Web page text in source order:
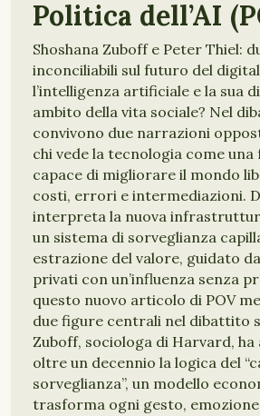
Politica dell’AI
Shoshana Zuboff e Peter Thiel:
inconciliabili sul futuro del
l’intelligenza artificiale e la sua
ambito della vita sociale? Nel
convivono due narrazioni
chi vede la tecnologia come
capace di migliorare il mondo
costi, errori e intermediazioni.
interpreta la nuova
un sistema di sorveglianza
estrazione del valore, guidato
privati con un’influenza senza
questo nuovo articolo di POV
due figure centrali nel dibattito
Zuboff, sociologa di Harvard,
oltre un decennio la logica del
sorveglianza”, un modello
trasforma ogni gesto,